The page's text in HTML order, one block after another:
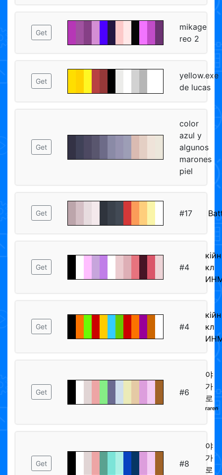
Get
mikage
reo 2
Get
yellow.exe
de lucas
Get
color
azul y
algunos
marones
piel
Get #17
Get #4
кiйн
кл
Get #4
кiйн
кл
Get #6
야
가
로
ʳᵃʳᵉⁿ
Get #8
야
가
로